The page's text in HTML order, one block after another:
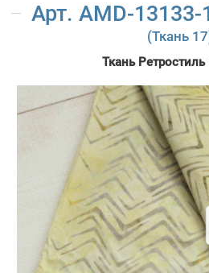
Арт. AMD-
(Ткань
Ткань